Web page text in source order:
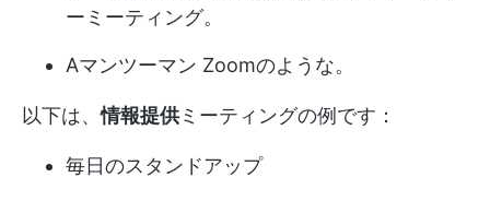
ーミーティング。
Aマンツーマン Zoomのような。
以下は、情報提供ミーティングの例です：
毎日のスタンドアップ